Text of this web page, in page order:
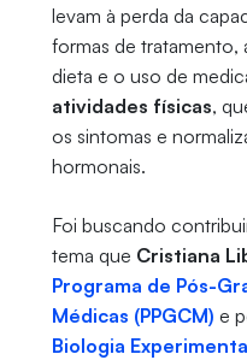
levam à perda da
formas de tratamento,
dieta e o uso de
atividades físicas,
os sintomas e
hormonais.
Foi buscando
tema que Cristiana
Programa de Pós-
Médicas (PPGCM) e
Biologia